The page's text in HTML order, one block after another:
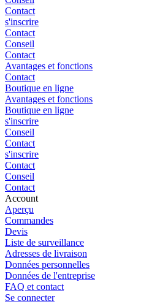
Contact
s'inscrire
Contact
Conseil
Contact
Avantages et fonctions
Contact
Boutique en ligne
Avantages et fonctions
Boutique en ligne
s'inscrire
Conseil
Contact
s'inscrire
Contact
Conseil
Contact
Account
Aperçu
Commandes
Devis
Liste de surveillance
Adresses de livraison
Données personnelles
Données de l'entreprise
FAQ et contact
Se connecter